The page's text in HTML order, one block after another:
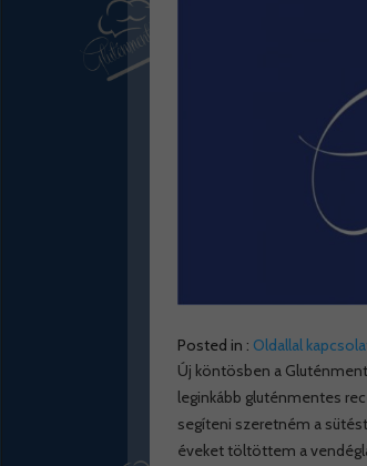
Posted in : Oldallal
Új köntösben a
leginkább gluténmentes
segíteni szeretném a
éveket töltöttem a